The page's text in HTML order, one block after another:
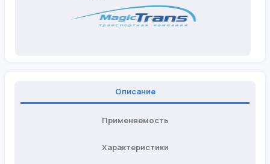
Описание
Применяемость
Характеристики